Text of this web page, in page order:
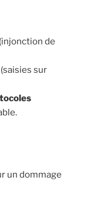
de
sur
un dommage